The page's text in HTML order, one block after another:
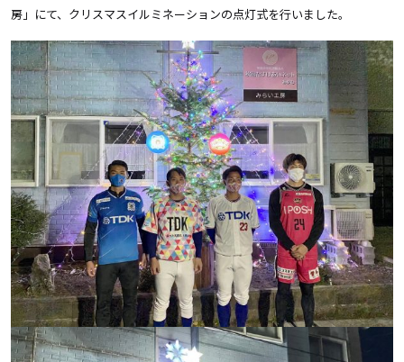
房」にて、クリスマスイルミネーションの点灯式を行いました。